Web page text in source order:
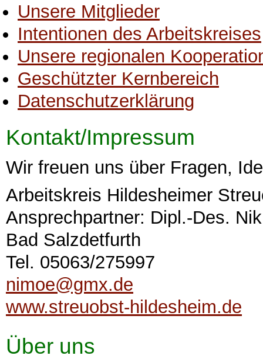
Unsere Mitglieder
Intentionen des Arbeitskreises
Unsere regionalen
Geschützter Kernbereich
Datenschutzerklärung
Kontakt/Impressum
Wir freuen uns über Fragen,
Arbeitskreis Hildesheimer
Ansprechpartner: Dipl.-Des.
Bad Salzdetfurth
Tel. 05063/275997
nimoe@gmx.de
www.streuobst-hildesheim.de
Über uns